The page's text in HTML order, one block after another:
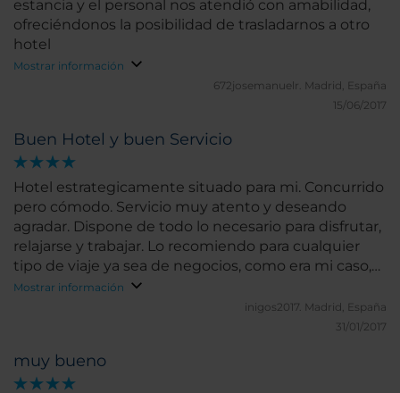
estancia y el personal nos atendió con amabilidad,
ofreciéndonos la posibilidad de trasladarnos a otro
hotel
Mostrar información
672josemanuelr.
Madrid, España
15/06/2017
Buen Hotel y buen Servicio
Hotel estrategicamente situado para mi. Concurrido
pero cómodo. Servicio muy atento y deseando
agradar. Dispone de todo lo necesario para disfrutar,
relajarse y trabajar. Lo recomiendo para cualquier
tipo de viaje ya sea de negocios, como era mi caso,
como de vacaciones.
Mostrar información
inigos2017. Madrid, España
31/01/2017
muy bueno